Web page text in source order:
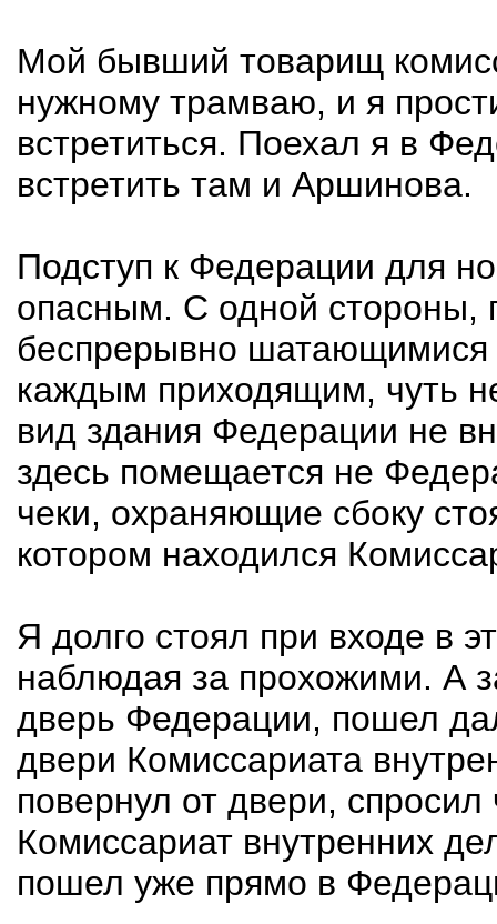
Мой бывший товарищ
нужному трамваю, и я
встретиться. Поехал я в
встретить там и Аршинова.
Подступ к Федерации для
опасным. С одной стороны,
беспрерывно шатающимися
каждым приходящим, чуть
вид здания Федерации не
здесь помещается не
чеки, охраняющие сбоку
котором находился
Я долго стоял при входе в
наблюдая за прохожими. А
дверь Федерации, пошел
двери Комиссариата
повернул от двери, спросил
Комиссариат внутренних
пошел уже прямо в